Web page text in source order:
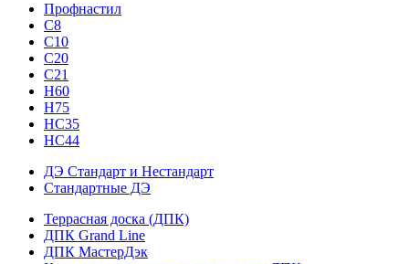
Профнастил
С8
С10
С20
С21
H60
H75
HС35
НС44
ДЭ Стандарт и Нестандарт
Стандартные ДЭ
Террасная доска (ДПК)
ДПК Grand Line
ДПК МастерДэк